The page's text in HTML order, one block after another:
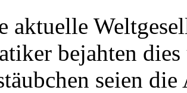
aktuelle
bejahten
seien